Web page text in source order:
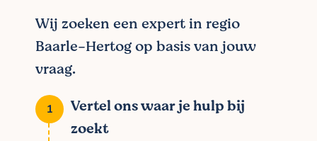
Wij zoeken een expert in regio
Baarle-Hertog op basis van jouw
vraag.
Vertel ons waar je hulp bij
zoekt